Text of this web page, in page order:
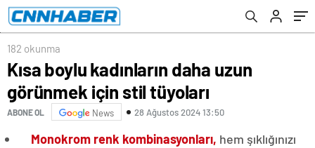
182 okunma
Kısa boylu kadınların daha uzun
görünmek için stil tüyoları
ABONE OL News 28 Ağustos 2024 13:50
Monokrom renk kombinasyonları, hem şıklığınızı